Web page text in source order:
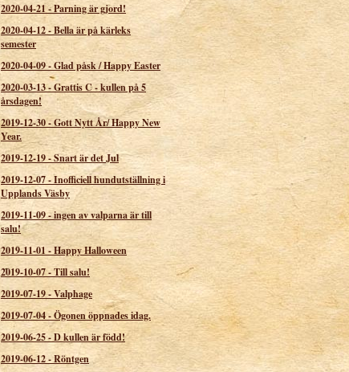
2020-04-21-Parning är gjord!
2020-04-12-Bella är på kärleks
semester
2020-04-09-Glad påsk / Happy Easter
2020-03-13-Grattis C - kullen på 5
årsdagen!
2019-12-30-Gott Nytt År/ Happy New
Year.
2019-12-19-Snart är det Jul
2019-12-07-Inofficiell hundutställning i
Upplands Väsby
2019-11-09-ingen av valparna är till
salu!
2019-11-01-Happy Halloween
2019-10-07-Till salu!
2019-07-19-Valphage
2019-07-04-Ögonen öppnades idag.
2019-06-25-D kullen är född!
2019-06-12-Röntgen